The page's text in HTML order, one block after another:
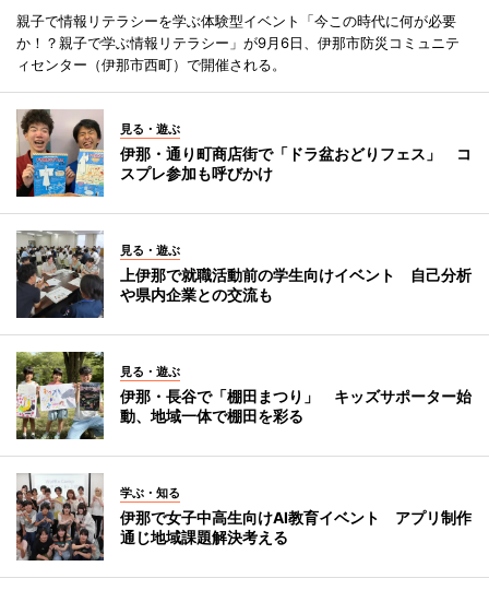
親子で情報リテラシーを学ぶ体験型イベント「今この時代に何が必要
か！？親子で学ぶ情報リテラシー」が9月6日、伊那市防災コミュニテ
ィセンター（伊那市西町）で開催される。
見る・遊ぶ
伊那・通り町商店街で「ドラ盆おどりフェス」 コ
スプレ参加も呼びかけ
見る・遊ぶ
上伊那で就職活動前の学生向けイベント 自己分析
や県内企業との交流も
見る・遊ぶ
伊那・長谷で「棚田まつり」 キッズサポーター始
動、地域一体で棚田を彩る
学ぶ・知る
伊那で女子中高生向けAI教育イベント アプリ制作
通じ地域課題解決考える